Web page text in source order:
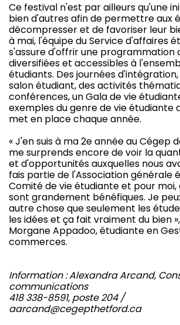
Ce festival n'est par ailleurs qu'une
bien d'autres afin de permettre aux
décompresser et de favoriser leur
à mai, l'équipe du Service d'affaires
s'assure d'offrir une programmation
diversifiées et accessibles à
étudiants. Des journées
salon étudiant, des activités
conférences, un Gala de vie
exemples du genre de vie étudiante
met en place chaque année.
« J'en suis à ma 2e année au Cégep
me surprends encore de voir la
et d'opportunités auxquelles nous
fais partie de l'Association générale
Comité de vie étudiante et pour
sont grandement bénéfiques. Je
autre chose que seulement les
les idées et ça fait vraiment du bien
Morgane Appadoo, étudiante en
commerces.
Information : Alexandra Arcand,
communications
418 338-8591, poste 204 /
aarcand@cegepthetford.ca